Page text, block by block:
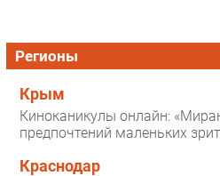
Тестовый стенд
Регионы
Крым
Киноканикулы онлайн:
предпочтений маленьких
Краснодар